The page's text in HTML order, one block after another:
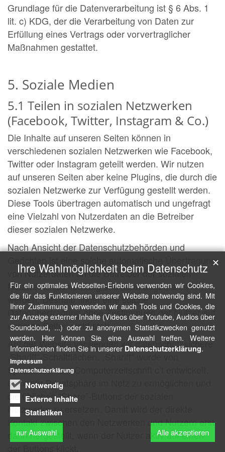
Grundlage für die Datenverarbeitung ist § 6 Abs. 1
lit. c) KDG, der die Verarbeitung von Daten zur
Erfüllung eines Vertrags oder vorvertraglicher
Maßnahmen gestattet.
5. Soziale Medien
5.1 Teilen in sozialen Netzwerken
(Facebook, Twitter, Instagram & Co.)
Die Inhalte auf unseren Seiten können in
verschiedenen sozialen Netzwerken wie Facebook,
Twitter oder Instagram geteilt werden. Wir nutzen
auf unseren Seiten aber keine Plugins, die durch die
sozialen Netzwerke zur Verfügung gestellt werden.
Diese Tools übertragen automatisch und ungefragt
eine Vielzahl von Nutzerdaten an die Betreiber
dieser sozialen Netzwerke.
Nach Ansicht der Datenschutzbehörden und
Gerichten ist eine solche automatische Übertragung
von Nutzerdaten an die Betreiber der sozialen
Netzwerke rechtswidrig und kann abgemahnt
werden. Deshalb findet eine solche
Datenübertragung ohne Zustimmung der Nutzer auf
unseren Seiten nicht statt.
Auf der Website verwenden wir datenschutzsichere
„Shariff“-Schaltflächen. „Shariff“ wurde von
Spezialisten der Computerzeitschrift c’t entwickelt,
um mehr Privatsphäre im Netz zu ermöglichen und
die üblichen “Share”-Buttons der sozialen
Netzwerke zu ersetzen. Damit wird der direkte
Kontakt zwischen den Netzwerken und Nutzern erst
dann hergestellt, wenn der Nutzer aktiv auf einen
Ihre Wahlmöglichkeit beim Datenschutz
Für ein optimales Webseiten-Erlebnis verwenden wir Cookies,
die für das Funktionieren unserer Website notwendig sind. Mit
Ihrer Zustimmung verwenden wir auch Tools und Cookies, die
zur Anzeige externer Inhalte (Videos über Youtube, Audios über
Soundcloud, ...) oder zu anonymen Statistikzwecken genutzt
werden. Hier können Sie eine Auswahl treffen. Weitere
Informationen finden Sie in unserer Datenschutzerklärung.
Notwendig
Externe Inhalte
Statistiken
nur Auswahl Alle akzeptieren
✕
Impressum
Datenschutzerklärung